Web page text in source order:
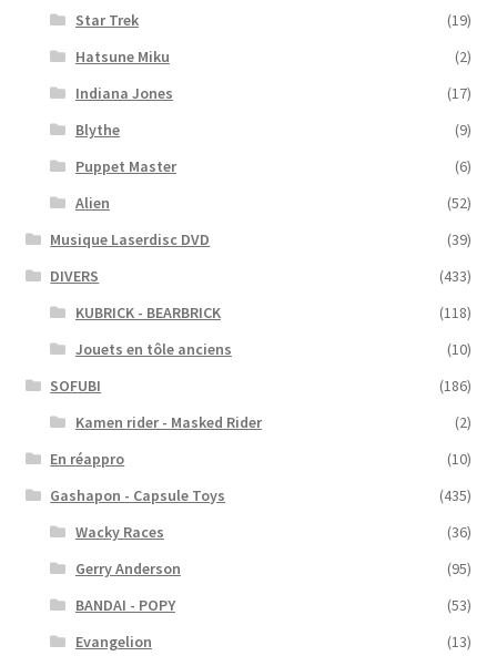
Star Trek
(19)
Hatsune Miku
(2)
Indiana Jones
(17)
Blythe
(9)
Puppet Master
(6)
Alien
(52)
Musique Laserdisc DVD
(39)
DIVERS
(433)
KUBRICK - BEARBRICK
(118)
Jouets en tôle anciens
(10)
SOFUBI
(186)
Kamen rider - Masked Rider
(2)
En réappro
(10)
Gashapon - Capsule Toys
(435)
Wacky Races
(36)
Gerry Anderson
(95)
BANDAI - POPY
(53)
Evangelion
(13)